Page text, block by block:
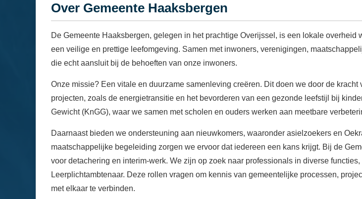
Over Gemeente Haaksbergen
De Gemeente Haaksbergen, gelegen in het prachtige Overijssel, is een lokale
een veilige en prettige leefomgeving. Samen met inwoners, verenigingen,
die echt aansluit bij de behoeften van onze inwoners.
Onze missie? Een vitale en duurzame samenleving creëren. Dit doen we door de
projecten, zoals de energietransitie en het bevorderen van een gezonde leefstijl bij
Gewicht (KnGG), waar we samen met scholen en ouders werken aan meetbare
Daarnaast bieden we ondersteuning aan nieuwkomers, waaronder asielzoekers en
maatschappelijke begeleiding zorgen we ervoor dat iedereen een kans krijgt. Bij de
voor detachering en interim-werk. We zijn op zoek naar professionals in diverse
Leerplichtambtenaar. Deze rollen vragen om kennis van gemeentelijke processen,
met elkaar te verbinden.